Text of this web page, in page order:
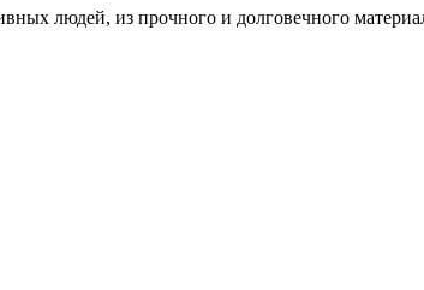
людей, из прочного и долговечного